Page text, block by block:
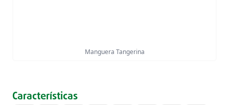
Manguera Tangerina
Características